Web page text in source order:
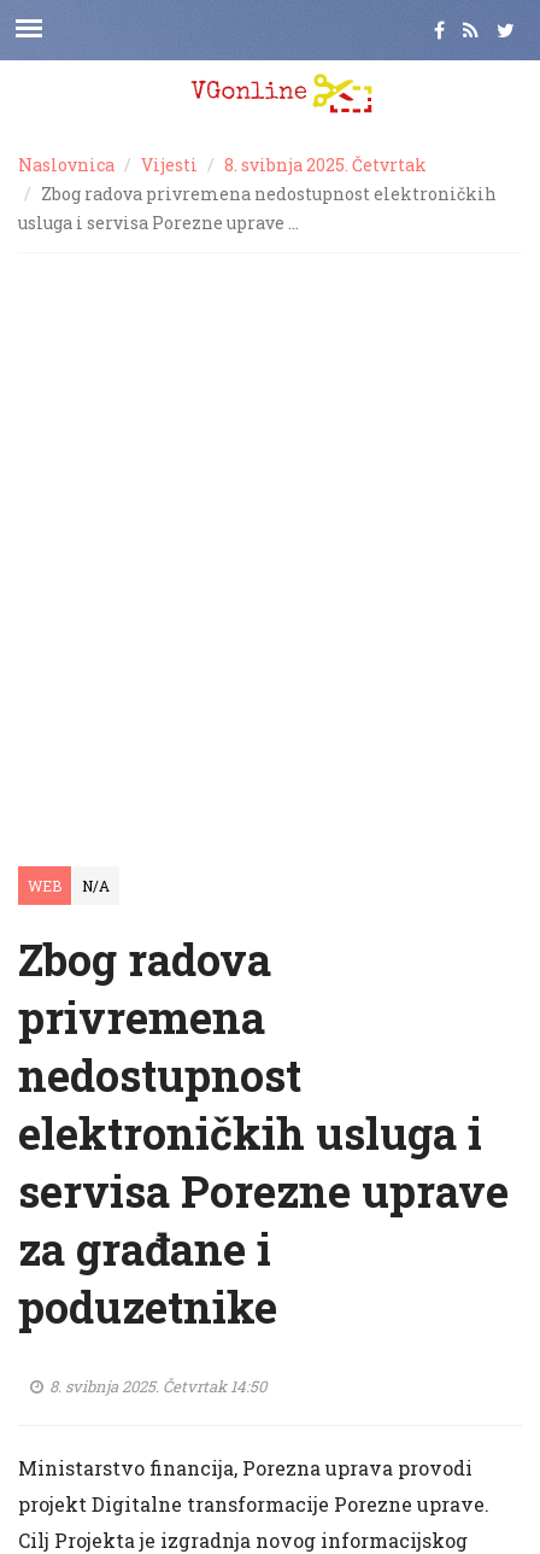
Naslovnica Vijesti
8. svibnja 2025. Četvrtak
Zbog radova privremena nedostupnost elektroničkih
usluga i servisa Porezne uprave …
WEB N/A
Zbog radova
privremena
nedostupnost
elektroničkih usluga i
servisa Porezne uprave
za građane i
poduzetnike
8. svibnja 2025. Četvrtak 14:50
Ministarstvo financija, Porezna uprava provodi
projekt Digitalne transformacije Porezne uprave.
Cilj Projekta je izgradnja novog informacijskog